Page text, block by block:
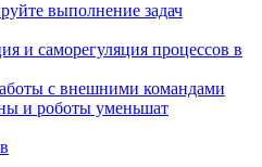
выполнение задач
и саморегуляция процессов в
с внешними командами
и роботы уменьшат